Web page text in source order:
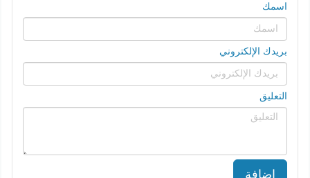
اسمك
بريدك الإلكتروني
التعليق
إضافة